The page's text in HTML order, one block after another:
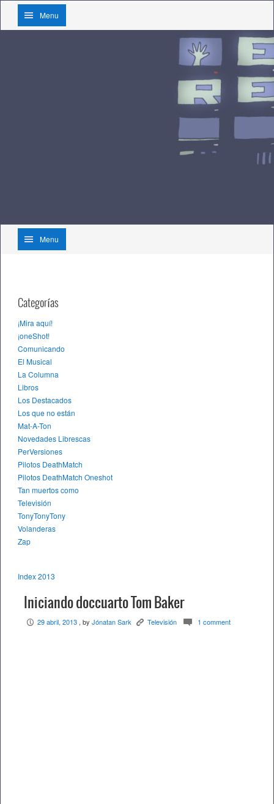
Menu
Menu
Categorías
¡Mira aquí!
¡oneShot!
Comunicando
El Musical
La Columna
Libros
Los Destacados
Los que no están
Mat-A-Ton
Novedades Librescas
PerVersiones
Pilotos DeathMatch
Pilotos DeathMatch Oneshot
Tan muertos como
Televisión
TonyTonyTony
Volanderas
Zap
Index 2013
Iniciando doccuarto Tom Baker
P 29 abril, 2013 , by Jónatan Sark K Televisión c 1 comment